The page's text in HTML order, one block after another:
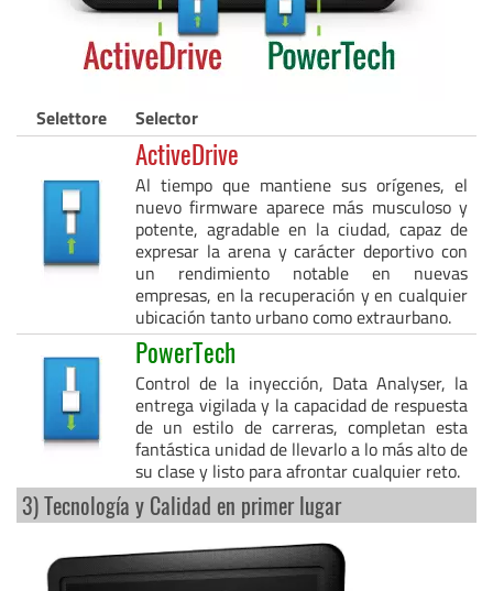
Selettore Selector
ActiveDrive
Al tiempo que mantiene sus orígenes, el
nuevo firmware aparece más musculoso y
potente, agradable en la ciudad, capaz de
expresar la arena y carácter deportivo con
un rendimiento notable en nuevas
empresas, en la recuperación y en cualquier
ubicación tanto urbano como extraurbano.
PowerTech
Control de la inyección, Data Analyser, la
entrega vigilada y la capacidad de respuesta
de un estilo de carreras, completan esta
fantástica unidad de llevarlo a lo más alto de
su clase y listo para afrontar cualquier reto.
3) Tecnología y Calidad en primer lugar